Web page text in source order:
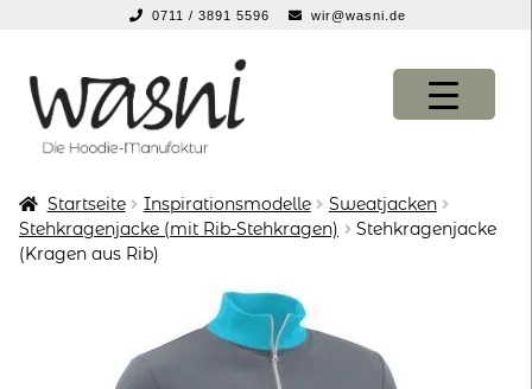
0711 / 3891 5596 wir@wasni.de
Navigation
springen
Inhalt
springen
KONFIGURATOR
KONFIGURATOR
Startseite Inspirationsmodelle
Sweatjacken
Stehkragenjacke (mit Rib-Stehkragen)
Stehkragenjacke
(Kragen aus Rib)